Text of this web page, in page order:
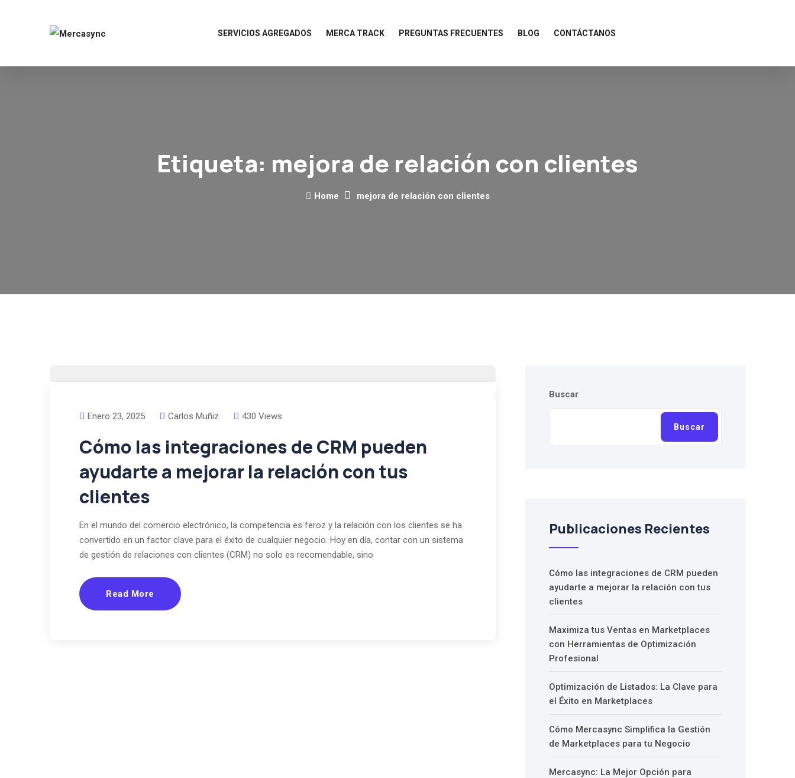
SERVICIOS AGREGADOS MERCA TRACK PREGUNTAS FRECUENTES BLOG CONTÁCTANOS
Etiqueta: mejora de relación con clientes
Home mejora de relación con clientes
Enero 23, 2025 Carlos Muñiz 430 Views
Cómo las integraciones de CRM pueden
ayudarte a mejorar la relación con tus
clientes
En el mundo del comercio electrónico, la competencia es feroz y la relación con los clientes se ha
convertido en un factor clave para el éxito de cualquier negocio. Hoy en día, contar con un sistema
de gestión de relaciones con clientes (CRM) no solo es recomendable, sino
Read More
Buscar
Buscar
Publicaciones Recientes
Cómo las integraciones de CRM pueden
ayudarte a mejorar la relación con tus
clientes
Maximiza tus Ventas en Marketplaces
con Herramientas de Optimización
Profesional
Optimización de Listados: La Clave para
el Éxito en Marketplaces
Cómo Mercasync Simplifica la Gestión
de Marketplaces para tu Negocio
Mercasync: La Mejor Opción para